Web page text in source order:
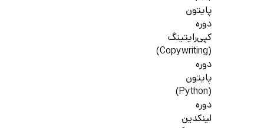
پایتون
دوره
کپی‌رایتینگ
(Copywriting)
دوره
پایتون
(Python)
دوره
لینکدین